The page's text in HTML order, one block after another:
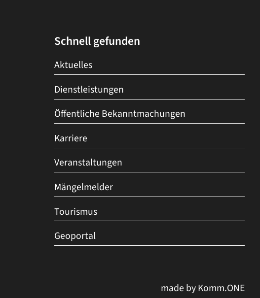
Schnell gefunden
Aktuelles
Dienstleistungen
Öffentliche Bekanntmachungen
Karriere
Veranstaltungen
Mängelmelder
Tourismus
Geoportal
made byKomm.ONE